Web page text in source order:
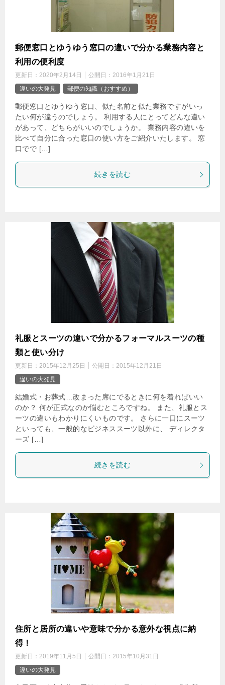
郵便窓口とゆうゆう窓口の違いで分かる業務内容と
利用の便利度
更新日： 2020年2月14日 公開日： 2016年1月21日
違いの大発見
郵便の知識（おすすめ）
郵便窓口とゆうゆう窓口、似た名前と似た業務ですがいっ
たい何が違うのでしょう。 利用する人にとってどんな違い
があって、どちらがいいのでしょうか。 業務内容の違いを
比べて自分に合った窓口の使い方をご紹介いたします。 窓
口でで […]
続きを読む
礼服とスーツの違いで分かるフォーマルスーツの種
類と使い分け
更新日： 2015年12月25日 公開日： 2015年12月21日
違いの大発見
結婚式・お葬式…改まった席にでるときに何を着ればいい
のか？ 何が正式なのか悩むところですね。 また、礼服とス
ーツの違いもわかりにくいものです。 さらに一口にスーツ
といっても、一般的なビジネススーツ以外に、 ディレクタ
ーズ […]
続きを読む
住所と居所の違いや意味で分かる意外な視点に納
得！
更新日： 2019年11月5日 公開日： 2015年10月31日
違いの大発見